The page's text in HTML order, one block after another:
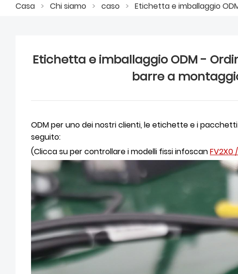
Casa > Chi siamo > caso > Etichetta e imballaggio
Etichetta e imballaggio ODM -
barre a
ODM per uno dei nostri clienti, le etichette e i
seguito:
(Clicca su per controllare i modelli fissi infoscanFV2X0/